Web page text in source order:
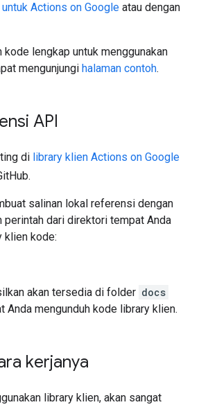
Actions on Google atau dengan
kode lengkap untuk menggunakan
mengunjungi halaman contoh.
API
di library klien Actions on Google
salinan lokal referensi dengan
perintah dari direktori tempat Anda
klien kode:
akan tersedia di folder docs
Anda mengunduh kode library klien.
kerjanya
library klien, akan sangat